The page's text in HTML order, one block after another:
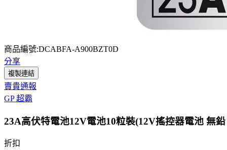
商品編號:DCABFA-A900BZT0D
分享
複製連結
賣貴通報
GP 超霸
23A高伏特電池12V電池10粒裝(12V搖控器電池 無
折扣